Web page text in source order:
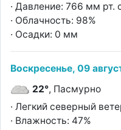
· Давление: 766 мм рт.
· Облачность: 98%
· Осадки: 0 мм
Воскресенье, 09
22°, Пасмурно
· Легкий северный
· Влажность: 47%